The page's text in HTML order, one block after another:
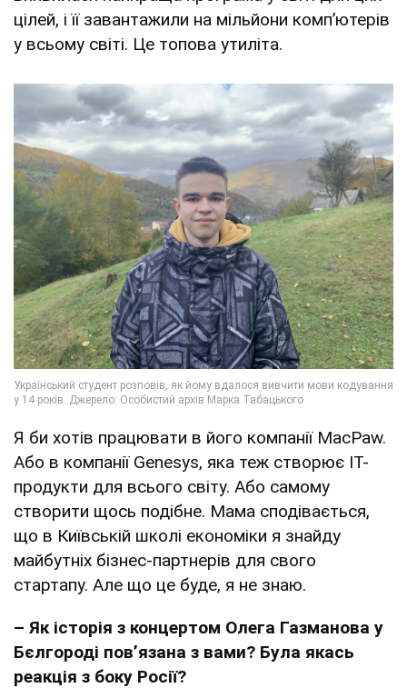
цілей, і її завантажили на мільйони комп’ютерів
у всьому світі. Це топова утиліта.
Я би хотів працювати в його компанії MacPaw.
Або в компанії Genesys, яка теж створює IT-
продукти для всього світу. Або самому
створити щось подібне. Мама сподівається,
що в Київській школі економіки я знайду
майбутніх бізнес-партнерів для свого
стартапу. Але що це буде, я не знаю.
– Як історія з концертом Олега Газманова у
Бєлгороді повʼязана з вами? Була якась
реакція з боку Росії?